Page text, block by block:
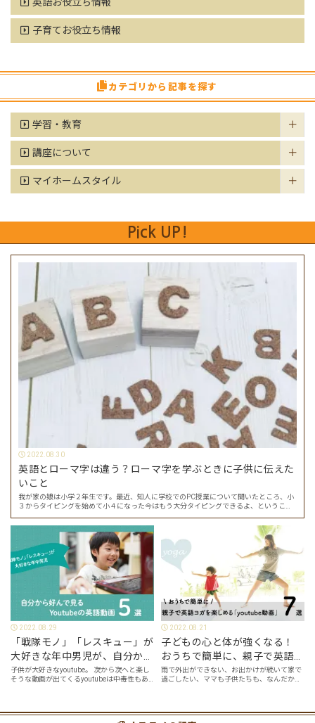
子育てお役立ち情報
カテゴリから記事を探す
学習・教育
講座について
マイホームスタイル
Pick UP!
2022.08.30
英語とローマ字は違う？ローマ字を学ぶときに子供に伝えた
いこと
我が家の娘は小学２年生です。最近、知人に学校でのPC授業について聞いたところ、小
３からタイピングを始めて小４になった今はもう大分タイピングできるよ、ということ
で…
2022.08.29
「戦隊モノ」「レスキュー」が
大好きな年中男児が、自分から
好んで見るyoutube英語動画５
選
子供が大好きなyoutube。 次から次へと楽し
そうな動画が出てくるyoutubeは中毒性もあ
youtubeやゲーム、アプリだ…
2022.08.21
子どもの心と体が強くなる！
おうちで簡単に、親子で英語ヨ
ガを楽しめる「youtube動画」
７選
雨で外出ができない、お出かけが続いて家で
過ごしたい、ママも子供たちも、なんだか疲
スメの「youtube動画」を紹介します…